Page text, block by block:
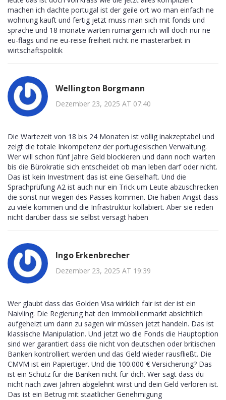
machen ich dachte portugal ist der geile ort wo man einfach ne
wohnung kauft und fertig jetzt muss man sich mit fonds und
sprache und 18 monate warten rumärgern ich will doch nur ne
eu-flags und ne eu-reise freiheit nicht ne masterarbeit in
wirtschaftspolitik
Wellington Borgmann
Dezember 23, 2025 AT 07:40
Die Wartezeit von 18 bis 24 Monaten ist völlig inakzeptabel und
zeigt die totale Inkompetenz der portugiesischen Verwaltung.
Wer will schon fünf Jahre Geld blockieren und dann noch warten
bis die Bürokratie sich entscheidet ob man leben darf oder nicht.
Das ist kein Investment das ist eine Geiselhaft. Und die
Sprachprüfung A2 ist auch nur ein Trick um Leute abzuschrecken
die sonst nur wegen des Passes kommen. Die haben Angst dass
zu viele kommen und die Infrastruktur kollabiert. Aber sie reden
nicht darüber dass sie selbst versagt haben
Ingo Erkenbrecher
Dezember 23, 2025 AT 19:39
Wer glaubt dass das Golden Visa wirklich fair ist der ist ein
Naivling. Die Regierung hat den Immobilienmarkt absichtlich
aufgeheizt um dann zu sagen wir müssen jetzt handeln. Das ist
klassische Manipulation. Und jetzt wo die Fonds die Hauptoption
sind wer garantiert dass die nicht von deutschen oder britischen
Banken kontrolliert werden und das Geld wieder rausfließt. Die
CMVM ist ein Papiertiger. Und die 100.000 € Versicherung? Das
ist ein Schutz für die Banken nicht für dich. Wer sagt dass du
nicht nach zwei Jahren abgelehnt wirst und dein Geld verloren ist.
Das ist ein Betrug mit staatlicher Genehmigung